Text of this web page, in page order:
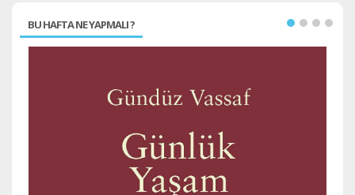
BU HAFTA NE YAPMALI ?